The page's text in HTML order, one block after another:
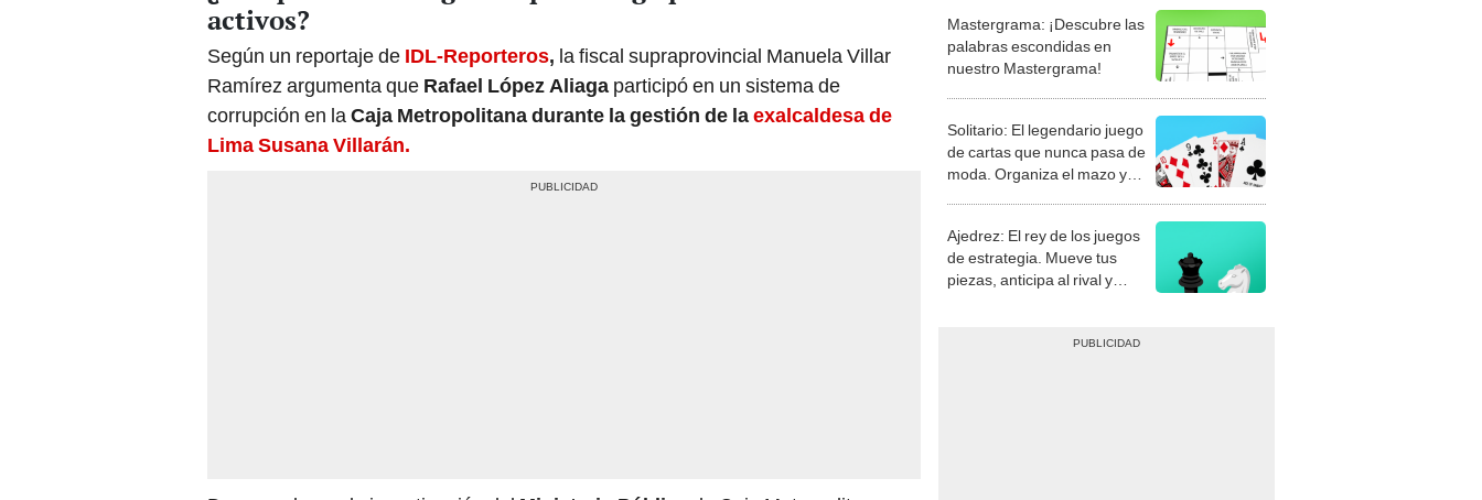
activos?
Según un reportaje de IDL-Reporteros, la fiscal supraprovincial Manuela Villar
Ramírez argumenta que Rafael López Aliaga participó en un sistema de
corrupción en laCaja Metropolitana durante la gestión de laexalcaldesa de
Lima Susana Villarán.
Mastergrama: ¡Descubre las
palabras escondidas en
nuestro Mastergrama!
Solitario: El legendario juego
de cartas que nunca pasa de
moda. Organiza el mazo y
Ajedrez: El rey de los juegos
de estrategia. Mueve tus
piezas, anticipa al rival y